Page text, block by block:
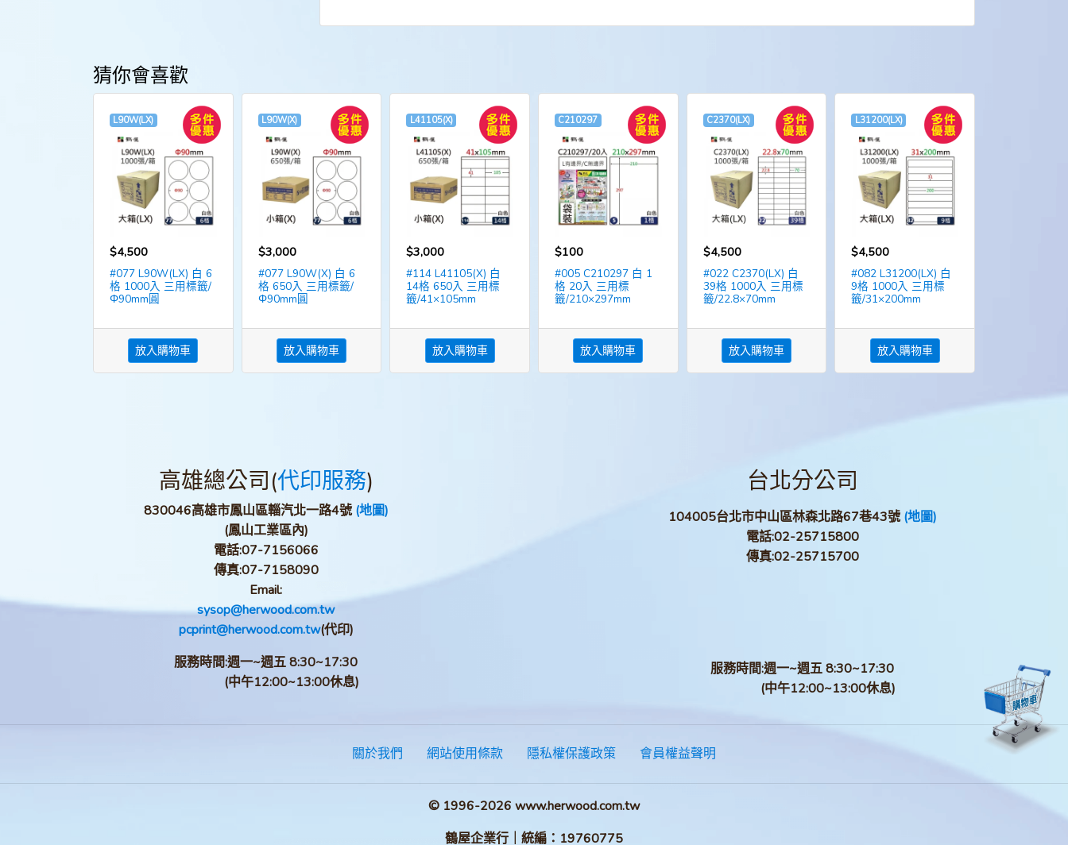
猜你會喜歡
L90W(LX)
$4,500
#077 L90W(LX) 白 6
格 1000入 三用標籤/
Φ90mm圓
放入購物車
L90W(X)
$3,000
#077 L90W(X) 白 6
格 650入 三用標籤/
Φ90mm圓
放入購物車
L41105(X)
$3,000
#114 L41105(X) 白
14格 650入 三用標
籤/41×105mm
放入購物車
C210297
$100
#005 C210297 白 1
格 20入 三用標
籤/210×297mm
放入購物車
C2370(LX)
$4,500
#022 C2370(LX) 白
39格 1000入 三用標
籤/22.8×70mm
放入購物車
L31200(LX)
$4,500
#082 L31200(LX) 白
9格 1000入 三用標
籤/31×200mm
放入購物車
高雄總公司(代印服務)
830046高雄市鳳山區輜汽北一路4號(地圖)
(鳳山工業區內)
電話:07-7156066
傳真:07-7158090
Email:
sysop@herwood.com.tw
pcprint@herwood.com.tw(代印)
服務時間:週一~週五 8:30~17:30
(中午12:00~13:00休息)
台北分公司
104005台北市中山區林森北路67巷43號(地圖)
電話:02-25715800
傳真:02-25715700
服務時間:週一~週五 8:30~17:30
(中午12:00~13:00休息)
關於我們 網站使用條款 隱私權保護政策 會員權益聲明
© 1996-2026 www.herwood.com.tw
鶴屋企業行｜統編：19760775